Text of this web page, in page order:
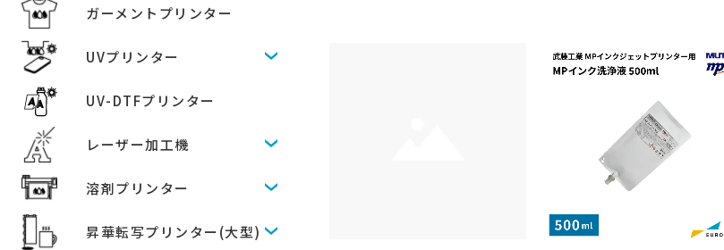
ガーメントプリンター
UVプリンター
UV-DTFプリンター
レーザー加工機
溶剤プリンター
昇華転写プリンター(大型)